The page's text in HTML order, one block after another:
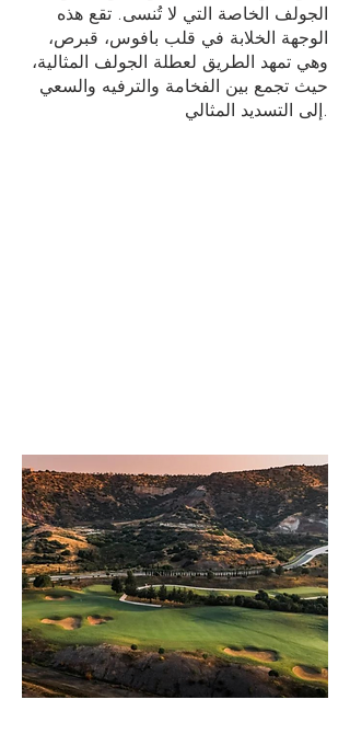
الجولف الخاصة التي لا تُنسى. تقع هذه
الوجهة الخلابة في قلب بافوس، قبرص،
وهي تمهد الطريق لعطلة الجولف المثالية،
حيث تجمع بين الفخامة والترفيه والسعي
إلى التسديد المثالي.